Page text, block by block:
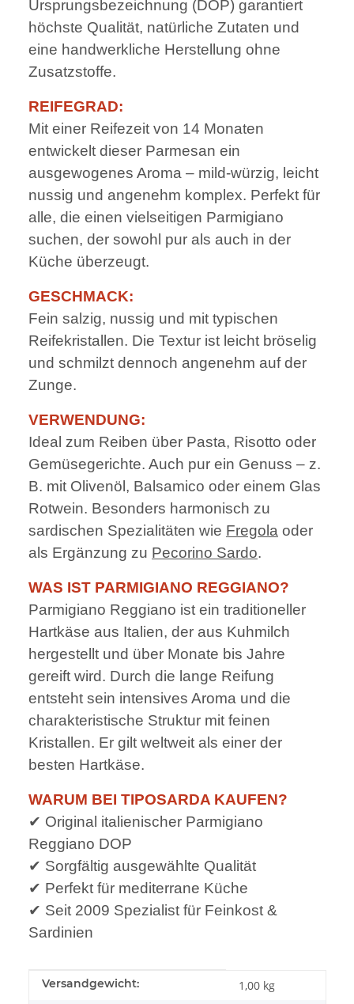
Ursprungsbezeichnung (DOP) garantiert
höchste Qualität, natürliche Zutaten und
eine handwerkliche Herstellung ohne
Zusatzstoffe.
REIFEGRAD:
Mit einer Reifezeit von 14 Monaten
entwickelt dieser Parmesan ein
ausgewogenes Aroma – mild-würzig, leicht
nussig und angenehm komplex. Perfekt für
alle, die einen vielseitigen Parmigiano
suchen, der sowohl pur als auch in der
Küche überzeugt.
GESCHMACK:
Fein salzig, nussig und mit typischen
Reifekristallen. Die Textur ist leicht bröselig
und schmilzt dennoch angenehm auf der
Zunge.
VERWENDUNG:
Ideal zum Reiben über Pasta, Risotto oder
Gemüsegerichte. Auch pur ein Genuss – z.
B. mit Olivenöl, Balsamico oder einem Glas
Rotwein. Besonders harmonisch zu
sardischen Spezialitäten wie Fregola oder
als Ergänzung zu Pecorino Sardo.
WAS IST PARMIGIANO REGGIANO?
Parmigiano Reggiano ist ein traditioneller
Hartkäse aus Italien, der aus Kuhmilch
hergestellt und über Monate bis Jahre
gereift wird. Durch die lange Reifung
entsteht sein intensives Aroma und die
charakteristische Struktur mit feinen
Kristallen. Er gilt weltweit als einer der
besten Hartkäse.
WARUM BEI TIPOSARDA KAUFEN?
✔ Original italienischer Parmigiano
Reggiano DOP
✔ Sorgfältig ausgewählte Qualität
✔ Perfekt für mediterrane Küche
✔ Seit 2009 Spezialist für Feinkost &
Sardinien
Produkteigenschaft
Wert
Versandgewicht: 1,00 kg